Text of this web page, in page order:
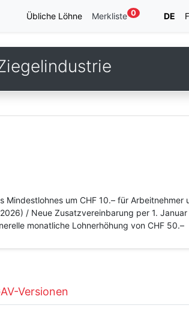
Übliche Löhne Merkliste 0 DE
um CHF 10.– für Arbeitnehmer
/ Neue Zusatzvereinbarung per 1.
monatliche Lohnerhöhung von CHF 50.–
Versionen